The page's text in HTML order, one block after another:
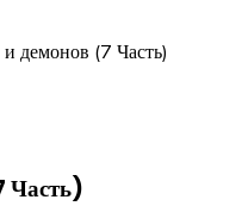
демонов (7 Часть)
Часть)